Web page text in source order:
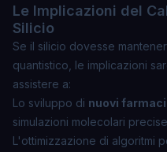
Le Implicazioni del
Silicio
Se il silicio dovesse
quantistico, le implicazioni
assistere a:
Lo sviluppo di nuovi
simulazioni molecolari
L'ottimizzazione di algoritmi